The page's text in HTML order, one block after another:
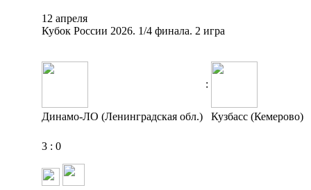
12 апреля
Кубок России 2026. 1/4 финала. 2 игра
:
Динамо-ЛО (Ленинградская обл.) Кузбасс (Кемерово)
3 : 0